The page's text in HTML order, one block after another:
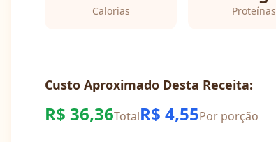
Calorias Proteínas
Custo Aproximado Desta Receita:
R$ 36,36TotalR$ 4,55Por porção